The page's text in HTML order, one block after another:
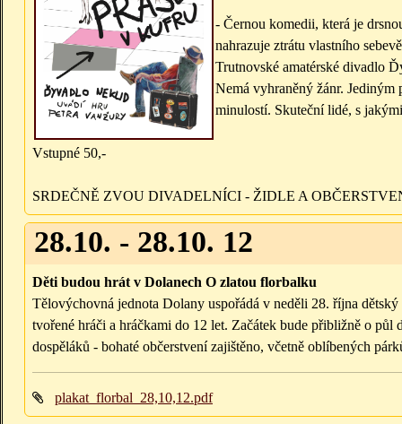
- Černou komedii, která je
nahrazuje ztrátu vlastního
Trutnovské amatérské divadlo
Nemá vyhraněný žánr.
minulostí. Skuteční lidé, s
Vstupné 50,-
SRDEČNĚ ZVOU DIVADELNÍCI - ŽIDLE A
28.10. - 28.10. 12
Děti budou hrát v Dolanech O zlatou florbalku
Tělovýchovná jednota Dolany uspořádá v neděli 28. října
tvořené hráči a hráčkami do 12 let. Začátek bude přibližně o
dospěláků - bohaté občerstvení zajištěno, včetně oblíbených
plakat_florbal_28,10,12.pdf